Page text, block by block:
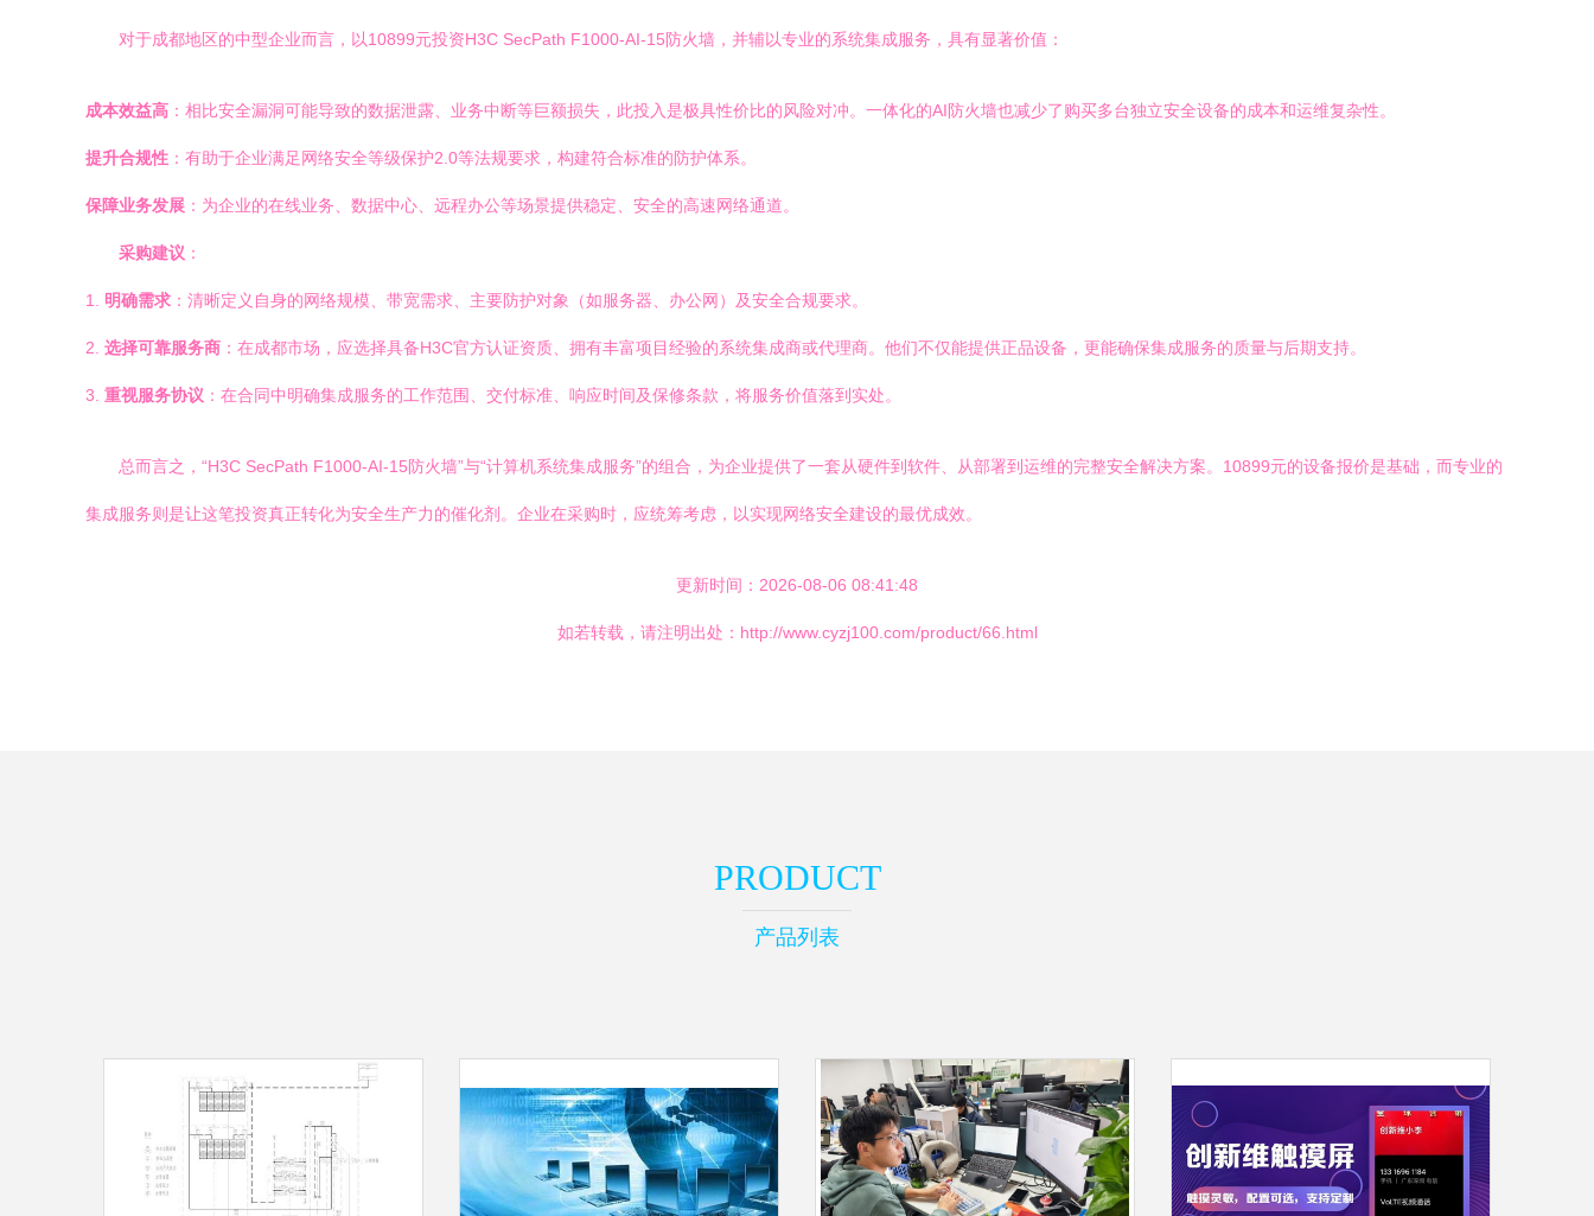
对于成都地区的中型企业而言，以10899元投资H3C SecPath F1000-AI-15防火墙，并辅以专业的系统集成服务，具有显著价值：
成本效益高 ：相比安全漏洞可能导致的数据泄露、业务中断等巨额损失，此投入是极具性价比的风险对冲。一体化的AI防火墙也减少了购买多台独立安全设备的成本和运维复杂性。
提升合规性 ：有助于企业满足网络安全等级保护2.0等法规要求，构建符合标准的防护体系。
保障业务发展 ：为企业的在线业务、数据中心、远程办公等场景提供稳定、安全的高速网络通道。
采购建议 ：
1. 明确需求 ：清晰定义自身的网络规模、带宽需求、主要防护对象（如服务器、办公网）及安全合规要求。
2. 选择可靠服务商 ：在成都市场，应选择具备H3C官方认证资质、拥有丰富项目经验的系统集成商或代理商。他们不仅能提供正品设备，更能确保集成服务的质量与后期支持。
3. 重视服务协议 ：在合同中明确集成服务的工作范围、交付标准、响应时间及保修条款，将服务价值落到实处。
总而言之，“H3C SecPath F1000-AI-15防火墙”与“计算机系统集成服务”的组合，为企业提供了一套从硬件到软件、从部署到运维的完整安全解决方案。10899元的设备报价是基础，而专业的
集成服务则是让这笔投资真正转化为安全生产力的催化剂。企业在采购时，应统筹考虑，以实现网络安全建设的最优成效。
更新时间：2026-08-06 08:41:48
如若转载，请注明出处：http://www.cyzj100.com/product/66.html
PRODUCT
产品列表